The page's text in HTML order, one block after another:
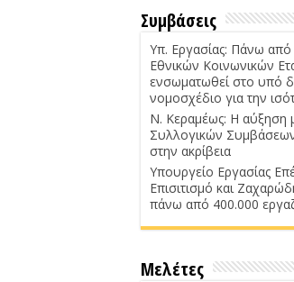
Συμβάσεις
Υπ. Εργασίας: Πάνω από
Εθνικών Κοινωνικών
ενσωματωθεί στο υπό
νομοσχέδιο για την
Ν. Κεραμέως: Η αύξηση
Συλλογικών
στην ακρίβεια
Υπουργείο Εργασίας
Επισιτισμό και
πάνω από 400.000
Μελέτες